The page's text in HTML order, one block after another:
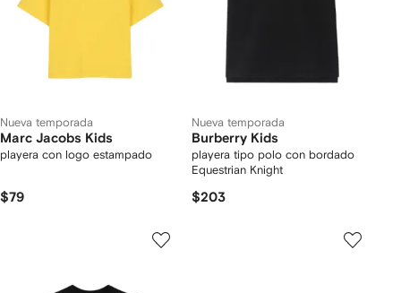
Nueva temporada
Marc Jacobs Kids
playera con logo estampado
$79
Nueva temporada
Burberry Kids
playera tipo polo con bordado
Equestrian Knight
$203